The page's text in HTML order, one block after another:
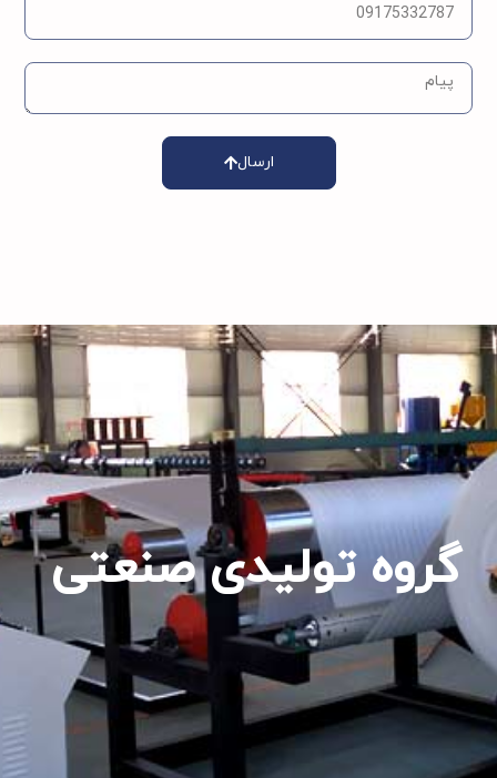
ارسال
گروه تولیدی صنعتی